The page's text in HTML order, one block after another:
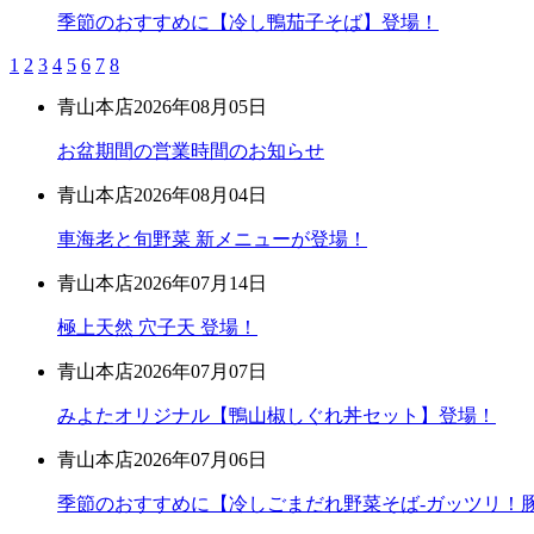
季節のおすすめに【冷し鴨茄子そば】登場！
1 2 3 4 5 6 7 8
青山本店2026年08月05日
お盆期間の営業時間のお知らせ
青山本店2026年08月04日
車海老と旬野菜 新メニューが登場！
青山本店2026年07月14日
極上天然 穴子天 登場！
青山本店2026年07月07日
みよたオリジナル【鴨山椒しぐれ丼セット】登場！
青山本店2026年07月06日
季節のおすすめに【冷しごまだれ野菜そば-ガッツリ！